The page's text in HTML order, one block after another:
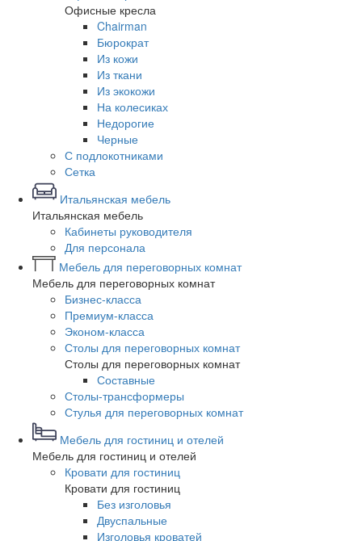
Офисные кресла
Chairman
Бюрократ
Из кожи
Из ткани
Из экокожи
На колесиках
Недорогие
Черные
С подлокотниками
Сетка
Итальянская мебель
Итальянская мебель
Кабинеты руководителя
Для персонала
Мебель для переговорных комнат
Мебель для переговорных комнат
Бизнес-класса
Премиум-класса
Эконом-класса
Столы для переговорных комнат
Столы для переговорных комнат
Составные
Столы-трансформеры
Стулья для переговорных комнат
Мебель для гостиниц и отелей
Мебель для гостиниц и отелей
Кровати для гостиниц
Кровати для гостиниц
Без изголовья
Двуспальные
Изголовья кроватей